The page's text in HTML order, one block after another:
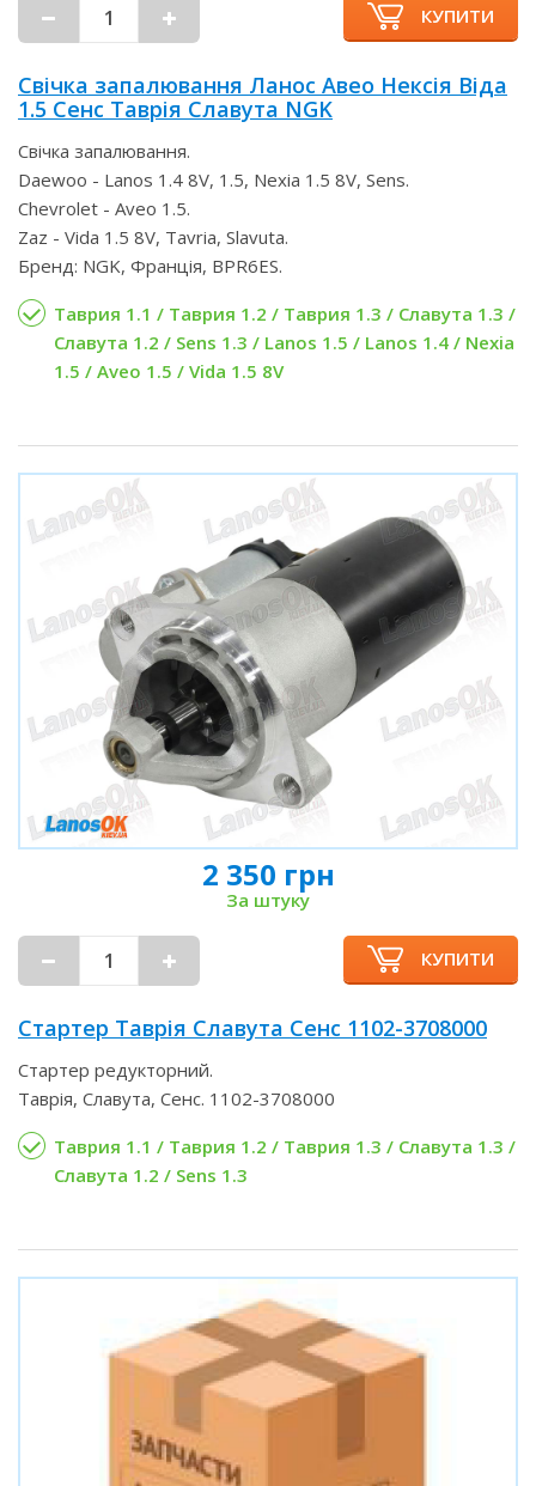
КУПИТИ
Свічка запалювання Ланос Авео Нексія Віда
1.5 Сенс Таврія Славута NGK
Свічка запалювання.
Daewoo - Lanos 1.4 8V, 1.5, Nexia 1.5 8V, Sens.
Chevrolet - Aveo 1.5.
Zaz - Vida 1.5 8V, Tavria, Slavuta.
Бренд: NGK, Франція, BPR6ES.
Таврия 1.1 / Таврия 1.2 / Таврия 1.3 / Славута 1.3 /
Славута 1.2 / Sens 1.3 / Lanos 1.5 / Lanos 1.4 / Nexia
1.5 / Aveo 1.5 / Vida 1.5 8V
2 350 грн
За штуку
КУПИТИ
Стартер Таврія Славута Сенс 1102-3708000
Стартер редукторний.
Таврія, Славута, Сенс. 1102-3708000
Таврия 1.1 / Таврия 1.2 / Таврия 1.3 / Славута 1.3 /
Славута 1.2 / Sens 1.3